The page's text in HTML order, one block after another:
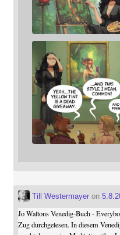
Till Westermayeron
Jo Waltons Venedig-Buch -
Zug durchgelesen. In diesem